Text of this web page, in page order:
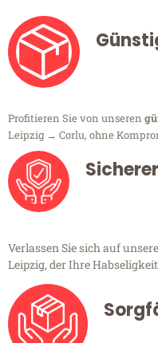
Profitieren Sie von unseren
Leipzig → Corlu, ohne
Verlassen Sie sich auf
Leipzig, der Ihre